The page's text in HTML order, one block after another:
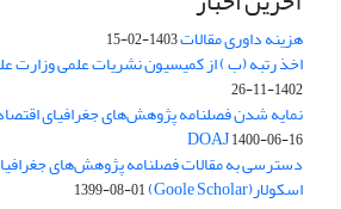
هزینه داوری مقالات1403-02-15
اخذ رتبه (ب ) از کمیسیون نشریات علمی وزارت
1402-11-26
نمایه شدن فصلنامه پژوهش‌های جغرافیای
DOAJ1400-06-16
دسترسی به مقالات فصلنامه پژوهش‌های
اسکولار(Goole Scholar) 1399-08-01